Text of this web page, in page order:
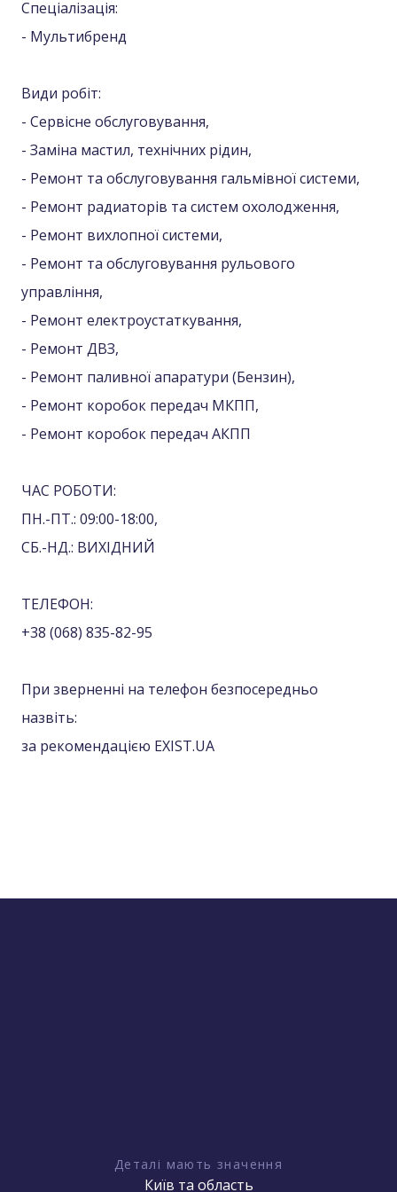
Спеціалізація:
- Мультибренд
Види робіт:
- Сервісне обслуговування,
- Заміна мастил, технічних рідин,
- Ремонт та обслуговування гальмівної системи,
- Ремонт радиаторів та систем охолодження,
- Ремонт вихлопної системи,
- Ремонт та обслуговування рульового
управління,
- Ремонт електроустаткування,
- Ремонт ДВЗ,
- Ремонт паливної апаратури (Бензин),
- Ремонт коробок передач МКПП,
- Ремонт коробок передач АКПП
ЧАС РОБОТИ:
ПН.-ПТ.: 09:00-18:00,
СБ.-НД.: ВИХІДНИЙ
ТЕЛЕФОН:
+38 (068) 835-82-95
При зверненні на телефон безпосередньо
назвіть:
за рекомендацією EXIST.UA
Деталі мають значення
Київ та область